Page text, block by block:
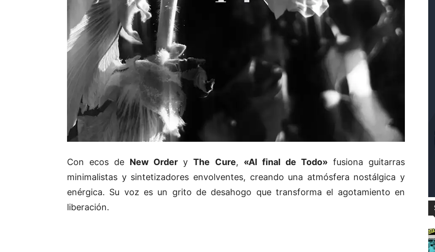
Con ecos de New Order yThe Cure, «Al final de Todo»fusiona guitarras
minimalistas y sintetizadores envolventes, creando una atmósfera nostálgica y
enérgica. Su voz es un grito de desahogo que transforma el agotamiento en
liberación.